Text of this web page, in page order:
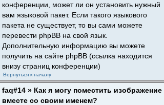
конференции, может ли он установить нужный
вам языковой пакет. Если такого языкового
пакета не существует, то вы сами можете
перевести phpBB на свой язык.
Дополнительную информацию вы можете
получить на сайте phpBB (ссылка находится
внизу страниц конференции)
Вернуться к началу
faq#14 » Как я могу поместить изображение
вместе со своим именем?